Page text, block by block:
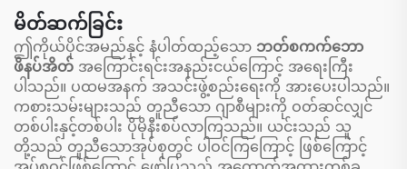
ကက်ဘော ဘောဂ်ပက်၊
ဘောလုံး ဘောဂ်ပက်၊ တင်
နစ် ဘောဂ်ပက်၊ ဘတ်စကက်
ဘော ဘောဂ်ပက်
ဖိနပ်အိတ်
မိတ်ဆက်ခြင်း
ဤကိုယ်ပိုင်အမည်နှင့် နံပါတ်ထည့်သော ဘတ်စကက်ဘော
ဖိနပ်အိတ် အကြောင်းရင်းအနည်းငယ်ကြောင့် အရေးကြီး
ပါသည်။ ပထမအနက် အသင်းဖွဲ့စည်းရေးကို အားပေးပါသည်။
ကစားသမ်းများသည် တူညီသော ဂျာစီများကို ဝတ်ဆင်လျှင်
တစ်ပါးနှင့်တစ်ပါး ပိုမိုနီးစပ်လာကြသည်။ ယင်းသည် သူ
တို့သည် တူညီသောအုပ်စုတွင် ပါဝင်ကြကြောင့် ဖြစ်ကြောင့်